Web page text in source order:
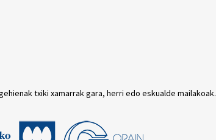
txiki xamarrak gara, herri edo eskualde mailakoak.